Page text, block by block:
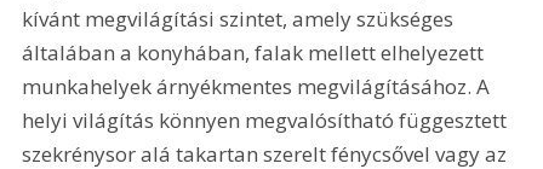
kívánt megvilágítási szintet, amely szükséges
általában a konyhában, falak mellett elhelyezett
munkahelyek árnyékmentes megvilágításához. A
helyi világítás könnyen megvalósítható függesztett
szekrénysor alá takartan szerelt fénycsővel vagy az